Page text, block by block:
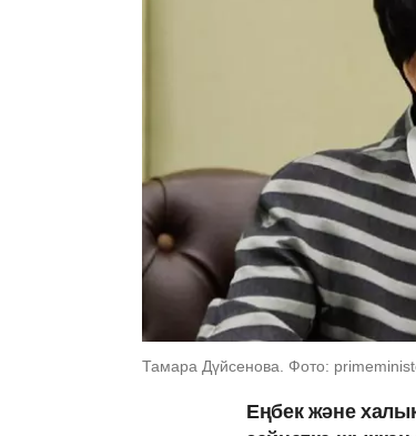
Тамара Дүйсенова. Фото:
Еңбек және